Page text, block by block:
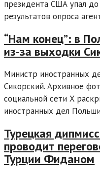
президента США упал до
результатов опроса
“Нам конец”: в
из-за выходки
Министр иностранных
Сикорский. Архивное
социальной сети X
иностранных дел
Турецкая
проводит
Турции Фиданом